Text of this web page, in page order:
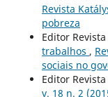
Revista
pobreza
Editor
trabalhos ,
sociais no
Editor
v. 18 n. 2